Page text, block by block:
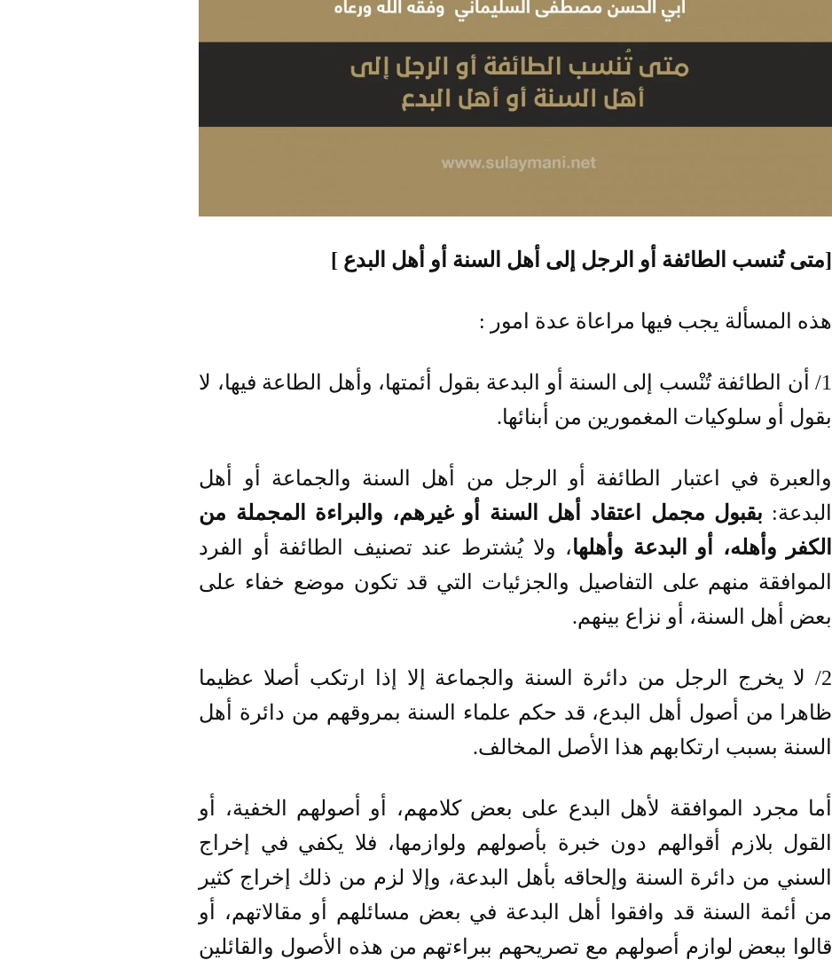
[متى تُنسب الطائفة أو الرجل إلى أهل السنة أو أهل البدع ]
هذه المسألة يجب فيها مراعاة عدة امور :
1/ أن الطائفة تُنْسب إلى السنة أو البدعة بقول أئمتها، وأهل الطاعة فيها، لا
بقول أو سلوكيات المغمورين من أبنائها.
والعبرة في اعتبار الطائفة أو الرجل من أهل السنة والجماعة أو أهل
البدعة: بقبول مجمل اعتقاد أهل السنة أو غيرهم، والبراءة المجملة من
الكفر وأهله، أو البدعة وأهلها، ولا يُشترط عند تصنيف الطائفة أو الفرد
الموافقة منهم على التفاصيل والجزئيات التي قد تكون موضع خفاء على
بعض أهل السنة، أو نزاع بينهم.
2/ لا يخرج الرجل من دائرة السنة والجماعة إلا إذا ارتكب أصلا عظيما
ظاهرا من أصول أهل البدع، قد حكم علماء السنة بمروقهم من دائرة أهل
السنة بسبب ارتكابهم هذا الأصل المخالف.
أما مجرد الموافقة لأهل البدع على بعض كلامهم، أو أصولهم الخفية، أو
القول بلازم أقوالهم دون خبرة بأصولهم ولوازمها، فلا يكفي في إخراج
السني من دائرة السنة وإلحاقه بأهل البدعة، وإلا لزم من ذلك إخراج كثير
من أئمة السنة قد وافقوا أهل البدعة في بعض مسائلهم أو مقالاتهم، أو
قالوا ببعض لوازم أصولهم مع تصريحهم ببراءتهم من هذه الأصول والقائلين